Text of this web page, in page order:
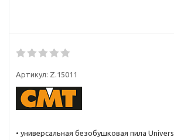
Артикул: Z.15011
• универсальная безобушковая пила